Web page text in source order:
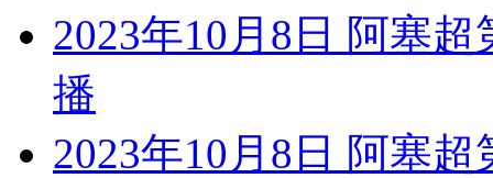
2023年10月8日 阿塞
播
2023年10月8日 阿塞